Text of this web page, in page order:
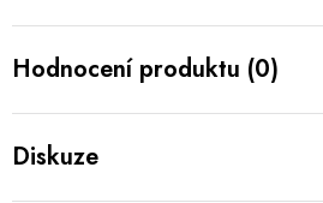
Hodnocení produktu (0)
Diskuze